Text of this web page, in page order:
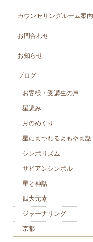
カウンセリングルーム案内
お問合わせ
お知らせ
ブログ
お客様・受講生の声
星読み
月のめぐり
星にまつわるよもやま話
シンボリズム
サビアンシンボル
星と神話
四大元素
ジャーナリング
京都